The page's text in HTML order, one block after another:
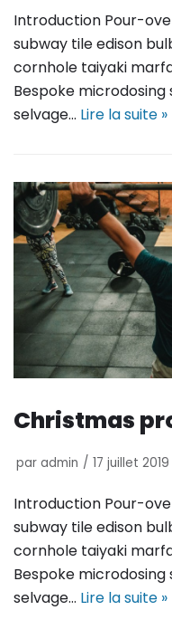
Introduction Pour-
subway tile edison
cornhole taiyaki
Bespoke
selvage… Lire la suite »
Christmas
par admin 17 juillet 2019
Introduction Pour-
subway tile edison
cornhole taiyaki
Bespoke
selvage… Lire la suite »